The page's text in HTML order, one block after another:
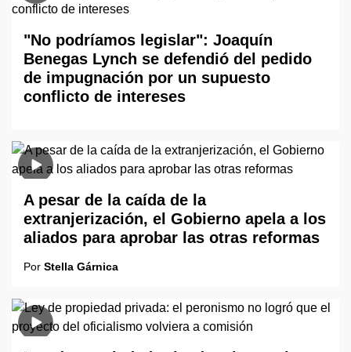
"No podríamos legislar": Joaquín
Benegas Lynch se defendió del pedido
de impugnación por un supuesto
conflicto de intereses
A pesar de la caída de la
extranjerización, el Gobierno apela a los
aliados para aprobar las otras reformas
Por Stella Gárnica